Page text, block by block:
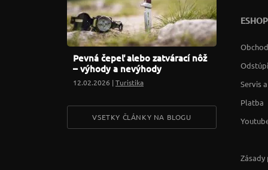
Pevná čepeľ alebo zatvárací nôž
– výhody a nevýhody
12.02.2026 |Turistika
VSETKY ČLÁNKY NA BLOGU
Servis
Platba